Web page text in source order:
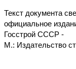
Текст документа
официальное
Госстрой СССР -
М.: Издательство